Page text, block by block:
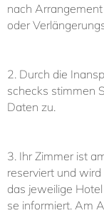
nach
oder
2. Durch die
schecks stim­men
Da­ten zu.
3. Ihr Zim­mer ist
re­ser­viert und
das je­wei­li­ge
se in­for­miert. Am